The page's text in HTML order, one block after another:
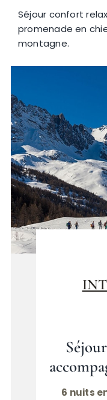
Séjour confort
promenade en
montagne.
6 nuits